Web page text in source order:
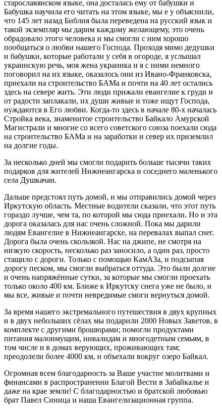
старославянском языке, она досталась ему от бабушки и
Бабушка научила его читать на этом языке, мы е у объяснили,
что 145 лет назад Библия была переведена на русский язык и
такой экземпляр мы дарим каждому желающему, это очень
обрадовало этого человека и мы смогли с ним хорошо
пообщаться о любви нашего Господа. Проходя мимо дедушки
и бабушки, которые работали у себя в огороде, я услышал
украинскую речь, моя жена украинка и я с ними немного
поговорил на их языке, оказалось они из Ивано-Франковска,
приехали на строительство БАМа и почти на 40 лет остались
здесь на севере жить. Эти люди прижали евангелие к груди и
от радости заплакали, их души живые и тоже ищут Господа,
нуждаются в Его любви. Когда-то здесь в начале 80-х началась
Стройка века, знаменитое строительство Байкало Амурской
Магистрали и многие со всего советского союза поехали сюда
на строительство БАМа и на заработки и север их приземлил
на долгие годы.
За несколько дней мы смогли подарить больше тысячи таких
подарков для жителей Нижнеангарска и соседнего маленького
села Душкачан.
Дальше предстоял путь домой, и мы отправились домой через
Иркутскую область. Местные водители сказали, что этот путь
гораздо лучше, чем та, по которой мы сюда приехали. Но и эта
дорога оказалась для нас очень сложной. Пока мы дарили
людям Евангелие в Нижнеангарске, на перевалах выпал снег.
Дорога была очень скользкой. Нас на джипе, не смотря на
низкую скорость, несколько раз заносило, а один раз, просто
стащило с дороги. Только с помощью КамАЗа, и подсыпая
дорогу песком, мы смогли выбраться оттуда. Это были долгие
и очень напряжённые сутки, за которые мы смогли проехать
только около 400 км. Ближе к Иркутску снега уже не было, и
мы все, живые и почти невредимые смоги вернуться домой.
За время нашего экстремального путешествия в двух крупных
и в двух небольших сёлах мы подарили 2000 Новых Заветов, в
комплекте с другими брошюрами; помогли продуктами
питания малоимущим, инвалидам и многодетным семьям, в
том числе и в домах верующих, проживающих там;
преодолели более 4000 км, и объехали вокруг озеро Байкал.
Огромная всем благодарность за Ваше участие молитвами и
финансами в распространении Благой Вести в Забайкалье и
даже на крае земли! С благодарностью и братской любовью
брат Павел Синица и наша Евангелизационная группа.